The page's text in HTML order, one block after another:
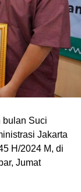
bulan Suci
Jakarta
H/2024 M, di
Jumat